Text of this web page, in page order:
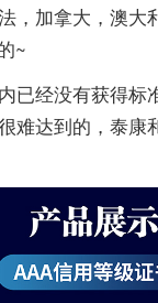
，加拿大，澳大
~
已经没有获得标
难达到的，泰康